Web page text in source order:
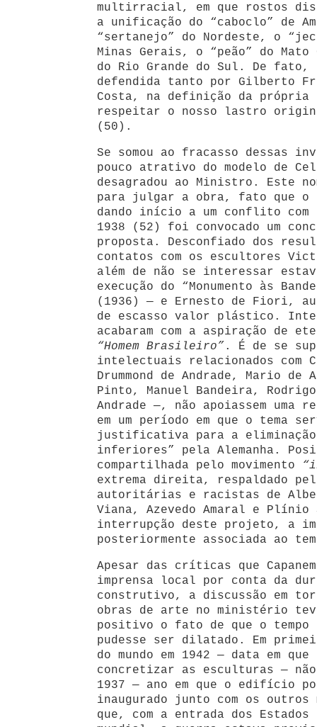
multirracial, em que rostos
a unificação do “caboclo” de
“sertanejo” do Nordeste, o
Minas Gerais, o “peão” do
do Rio Grande do Sul. De fato,
defendida tanto por Gilberto
Costa, na definição da própria
respeitar o nosso lastro
(50).
Se somou ao fracasso dessas
pouco atrativo do modelo de
desagradou ao Ministro. Este
para julgar a obra, fato que o
dando início a um conflito com
1938 (52) foi convocado um
proposta. Desconfiado dos
contatos com os escultores
além de não se interessar
execução do “Monumento às
(1936) — e Ernesto de Fiori,
de escasso valor plástico.
acabaram com a aspiração de
“Homem Brasileiro” . É de se
intelectuais relacionados com
Drummond de Andrade, Mario de
Pinto, Manuel Bandeira,
Andrade —, não apoiassem uma
em um período em que o tema
justificativa para a eliminação
inferiores” pela Alemanha.
compartilhada pelo movimento
extrema direita, respaldado
autoritárias e racistas de
Viana, Azevedo Amaral e Plínio
interrupção deste projeto, a
posteriormente associada ao
Apesar das críticas que
imprensa local por conta da
construtivo, a discussão em
obras de arte no ministério
positivo o fato de que o tempo
pudesse ser dilatado. Em
do mundo em 1942 — data em que
concretizar as esculturas — não
1937 — ano em que o edifício
inaugurado junto com os
que, com a entrada dos